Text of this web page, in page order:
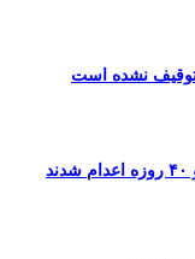
توقیف نشده است